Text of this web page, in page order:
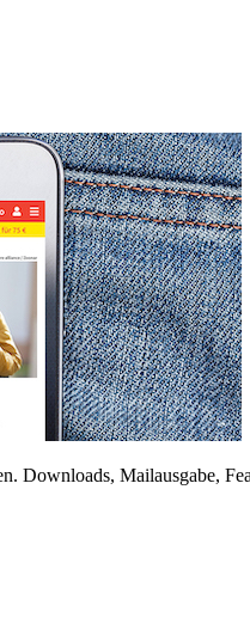
Downloads, Mailausgabe,